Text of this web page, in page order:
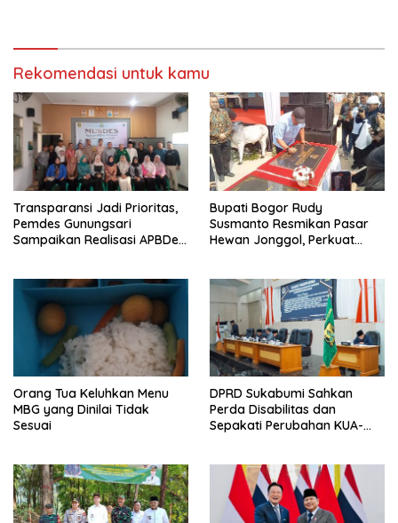
Rekomendasi untuk kamu
Transparansi Jadi Prioritas,
Pemdes Gunungsari
Sampaikan Realisasi APBDes
Bupati Bogor Rudy
Susmanto Resmikan Pasar
Hewan Jonggol, Perkuat
Orang Tua Keluhkan Menu
MBG yang Dinilai Tidak
Sesuai
DPRD Sukabumi Sahkan
Perda Disabilitas dan
Sepakati Perubahan KUA-